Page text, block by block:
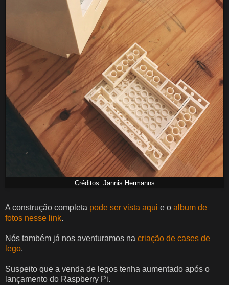
Créditos: Jannis Hermanns
A construção completa pode ser vista aqui e o album de
fotos nesse link.
Nós também já nos aventuramos na criação de cases de
lego.
Suspeito que a venda de legos tenha aumentado após o
lançamento do Raspberry Pi.